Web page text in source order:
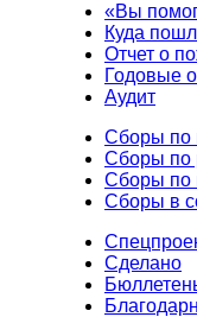
«Вы
Куда
Отчет о
Годовые
Аудит
Сборы по
Сборы по
Сборы по
Сборы в
Сделано